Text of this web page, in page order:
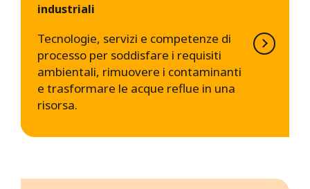
industriali
Tecnologie, servizi e competenze di
processo per soddisfare i requisiti
ambientali, rimuovere i contaminanti
e trasformare le acque reflue in una
risorsa.